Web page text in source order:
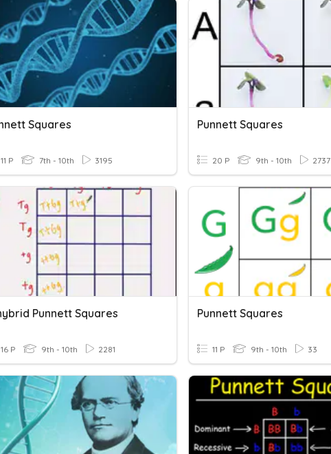
Squares
11 P 7th - 10th 3195
Punnett Squares
20 P 9th - 10th 2737
Punnett Squares
16 P 9th - 10th 2281
Punnett Squares
11 P 9th - 10th 33